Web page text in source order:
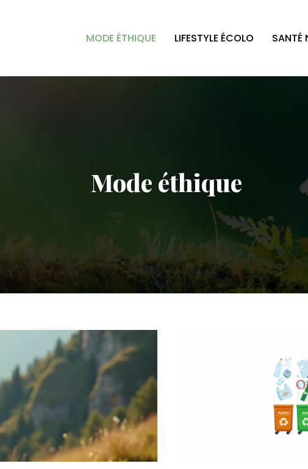
MODE ÉTHIQUE LIFESTYLE ÉCOLO SANTÉ
Mode éthique